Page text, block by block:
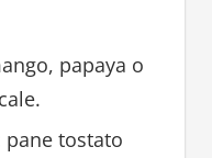
papaya o
pane tostato